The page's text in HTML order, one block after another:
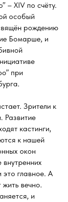
– XIV по счёту.
особый
рождению
Бомарше, и
при
Зрители к
Развитие
кастинги,
к нашей
окон
главное. А
вечно.
и